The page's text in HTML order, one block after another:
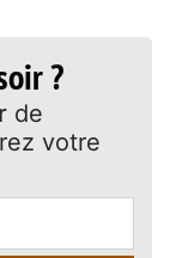
?
de
votre